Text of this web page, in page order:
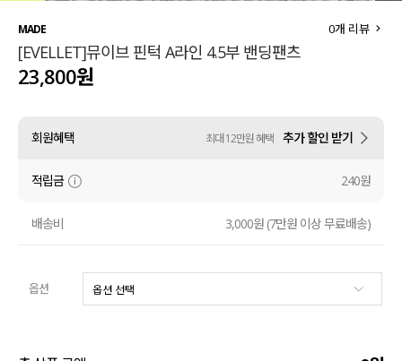
티셔츠
셔츠
원피스
니트
언더웨어
MADE
[EVELLET]뮤이브 핀턱 A라인 4.5부 밴딩팬츠
0개 리뷰
23,800원
회원혜택 최대 12만원 혜택 추가 할인 받기
적립금 240원
배송비 3,000원 (7만원 이상 무료배송)
옵션